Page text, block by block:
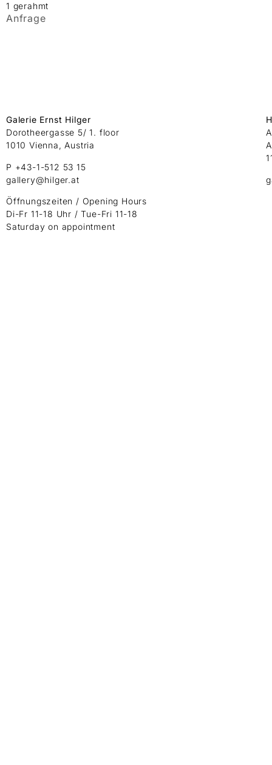
1 gerahmt
Anfrage
Galerie Ernst Hilger
Dorotheergasse 5/ 1. floor
1010 Vienna, Austria
P +43-1-512 53 15
gallery@hilger.at
Öffnungszeiten / Opening Hours
Di-Fr 11-18 Uhr / Tue-Fri 11-18
Saturday on appointment